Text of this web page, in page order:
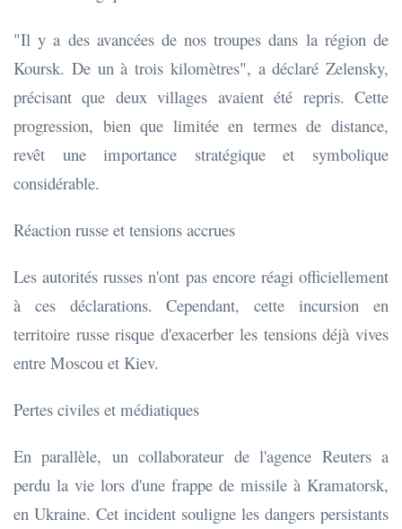
"Il y a des avancées de nos troupes dans la région de
Koursk. De un à trois kilomètres", a déclaré Zelensky,
précisant que deux villages avaient été repris. Cette
progression, bien que limitée en termes de distance,
revêt une importance stratégique et symbolique
considérable.
Réaction russe et tensions accrues
Les autorités russes n'ont pas encore réagi officiellement
à ces déclarations. Cependant, cette incursion en
territoire russe risque d'exacerber les tensions déjà vives
entre Moscou et Kiev.
Pertes civiles et médiatiques
En parallèle, un collaborateur de l'agence Reuters a
perdu la vie lors d'une frappe de missile à Kramatorsk,
en Ukraine. Cet incident souligne les dangers persistants